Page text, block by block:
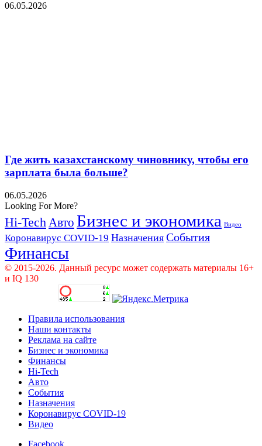
06.05.2026
Где жить казахстанскому чиновнику, чтобы его
зарплата была больше?
06.05.2026
Looking For More?
Hi-Tech Авто Бизнес и экономика Видео
Коронавирус COVID-19 Назначения События
Финансы
© 2015-2026. Данный ресурс может содержать материалы 16+
и IQ 130
Правила использования
Наши контакты
Реклама на сайте
Бизнес и экономика
Финансы
Hi-Tech
Авто
События
Назначения
Коронавирус COVID-19
Видео
Facebook